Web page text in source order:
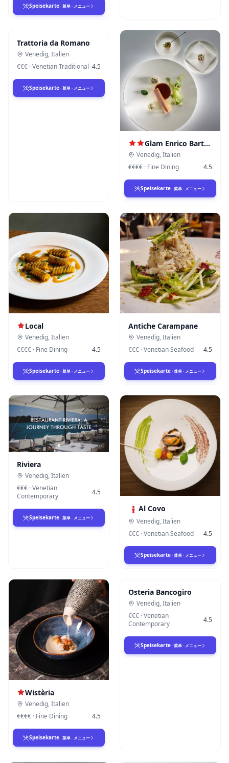
Speisekarte · 菜单 · メニュー
Trattoria da Romano
Venedig,Italien
€€€ ·Venetian Traditional 4.5
Speisekarte · 菜单 · メニュー
Glam Enrico Bartolini
Venedig,Italien
€€€€ · Fine Dining 4.5
Speisekarte · 菜单 · メニュー
Local
Venedig,Italien
€€€€ · Fine Dining 4.5
Speisekarte · 菜单 · メニュー
Antiche Carampane
Venedig,Italien
€€€ ·Venetian Seafood 4.5
Speisekarte · 菜单 · メニュー
Riviera
Venedig,Italien
€€€ ·Venetian
Contemporary
4.5
Speisekarte · 菜单 · メニュー
Al Covo
Venedig,Italien
€€€ ·Venetian Seafood 4.5
Speisekarte · 菜单 · メニュー
Wistèria
Venedig,Italien
€€€€ · Fine Dining 4.5
Speisekarte · 菜单 · メニュー
Osteria Bancogiro
Venedig,Italien
€€€ ·Venetian
Contemporary
4.5
Speisekarte · 菜单 · メニュー